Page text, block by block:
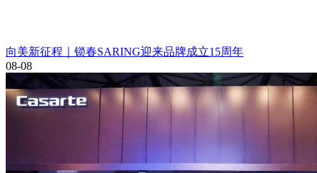
向美新征程｜锁春SARING迎来品牌成立15周年
08-08